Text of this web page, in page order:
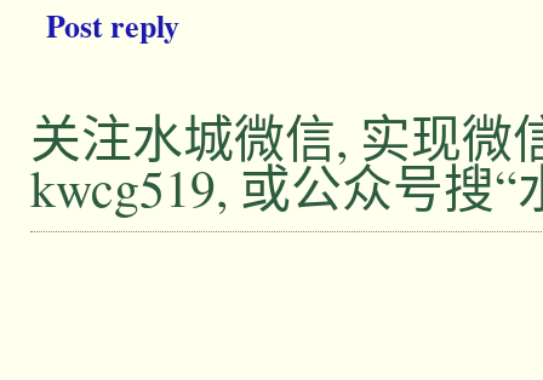
Post reply
关注水城微信, 实现微
kwcg519, 或公众号搜“